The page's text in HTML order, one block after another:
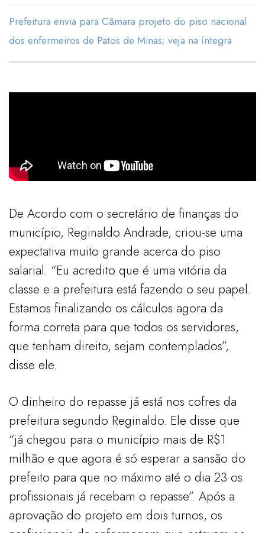
Prefeitura envia para Câmara projeto do piso nacional
dos enfermeiros de Patos de Minas; veja na íntegra
De Acordo com o secretário de finanças do
município, Reginaldo Andrade, criou-se uma
expectativa muito grande acerca do piso
salarial. “Eu acredito que é uma vitória da
classe e a prefeitura está fazendo o seu papel.
Estamos finalizando os cálculos agora da
forma correta para que todos os servidores,
que tenham direito, sejam contemplados”,
disse ele.
O dinheiro do repasse já está nos cofres da
prefeitura segundo Reginaldo. Ele disse que
“já chegou para o município mais de R$1
milhão e que agora é só esperar a sansão do
prefeito para que no máximo até o dia 23 os
profissionais já recebam o repasse”. Após a
aprovação do projeto em dois turnos, os